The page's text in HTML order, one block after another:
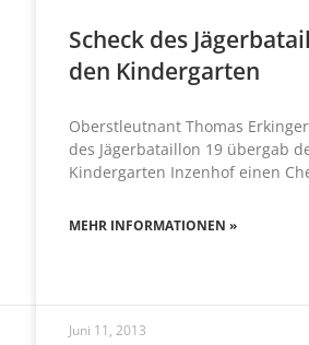
Scheck des
den Kindergarten
Oberstleutnant Thomas
des Jägerbataillon 19 übergab
Kindergarten Inzenhof einen
MEHR INFORMATIONEN »
Juni 11, 2013